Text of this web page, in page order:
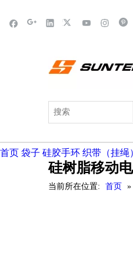
首页 袋子 硅胶手环 织带（挂绳
硅树脂移动
当前所在位置: 首页 »